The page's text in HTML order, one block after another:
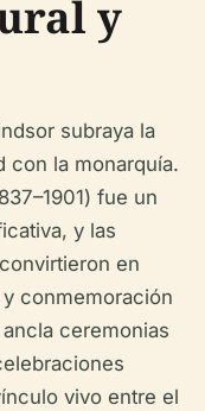
y
subraya la
con la monarquía.
fue un
y las
en
conmemoración
ceremonias
vivo entre el